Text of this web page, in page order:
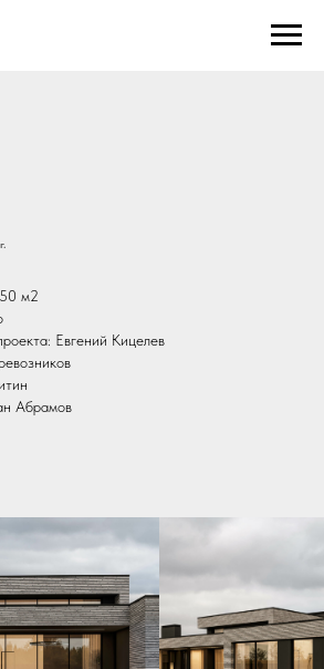
м2
Евгений Кицелев
Абрамов